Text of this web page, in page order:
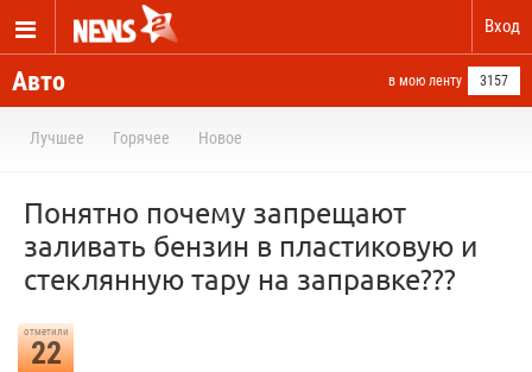
Вход
Авто в мою ленту 3157
Лучшее Горячее Новое
Понятно почему запрещают
заливать бензин в пластиковую и
стеклянную тару на заправке???
отметили
22